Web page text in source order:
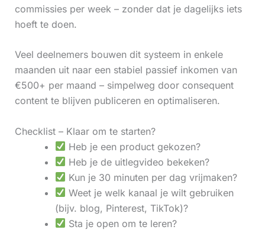
commissies per week – zonder dat je dagelijks iets
hoeft te doen.
Veel deelnemers bouwen dit systeem in enkele
maanden uit naar een stabiel passief inkomen van
€500+ per maand – simpelweg door consequent
content te blijven publiceren en optimaliseren.
Checklist – Klaar om te starten?
Heb je een product gekozen?
Heb je de uitlegvideo bekeken?
Kun je 30 minuten per dag vrijmaken?
Weet je welk kanaal je wilt gebruiken
(bijv. blog, Pinterest, TikTok)?
Sta je open om te leren?